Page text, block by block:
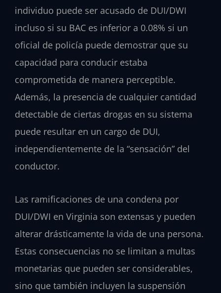
individuo puede ser acusado de DUI/DWI
incluso si su BAC es inferior a 0.08% si un
oficial de policía puede demostrar que su
capacidad para conducir estaba
comprometida de manera perceptible.
Además, la presencia de cualquier cantidad
detectable de ciertas drogas en su sistema
puede resultar en un cargo de DUI,
independientemente de la “sensación” del
conductor.
Las ramificaciones de una condena por
DUI/DWI en Virginia son extensas y pueden
alterar drásticamente la vida de una persona.
Estas consecuencias no se limitan a multas
monetarias que pueden ser considerables,
sino que también incluyen la suspensión